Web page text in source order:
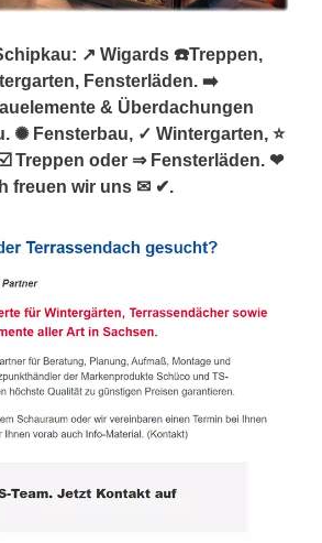
↗️ Wigards ☎️Treppen,
Fensterläden. ➡️
& Überdachungen
✺ Fensterbau, ✓ Wintergarten, ⭐
Treppen oder ⇒ Fensterläden. ❤
freuen wir uns ✉ ✔.